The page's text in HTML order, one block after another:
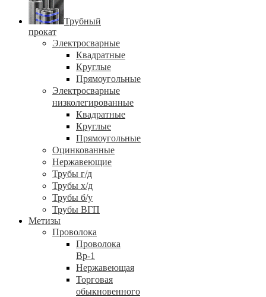
Трубный
прокат
Электросварные
Квадратные
Круглые
Прямоугольные
Электросварные
низколегированные
Квадратные
Круглые
Прямоугольные
Оцинкованные
Нержавеющие
Трубы г/д
Трубы х/д
Трубы б/у
Трубы ВГП
Метизы
Проволока
Проволока
Вр-1
Нержавеющая
Торговая
обыкновенного